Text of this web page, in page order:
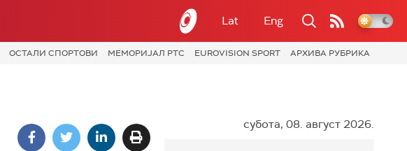
Lat Eng
ОСТАЛИ СПОРТОВИ МЕМОРИЈАЛ РТС EUROVISION SPORT АРХИВА РУБРИКА
субота, 08. август 2026.